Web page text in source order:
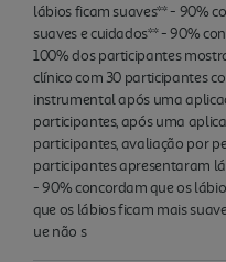
lábios ficam suaves** - 90%
suaves e cuidados** - 90%
100% dos participantes
clínico com 30 participantes
instrumental após uma
participantes, após uma
participantes, avaliação por
participantes apresentaram
- 90% concordam que os
que os lábios ficam mais
ue não s